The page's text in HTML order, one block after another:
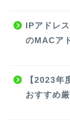
IPアドレ
のMACア
【2023年
おすすめ